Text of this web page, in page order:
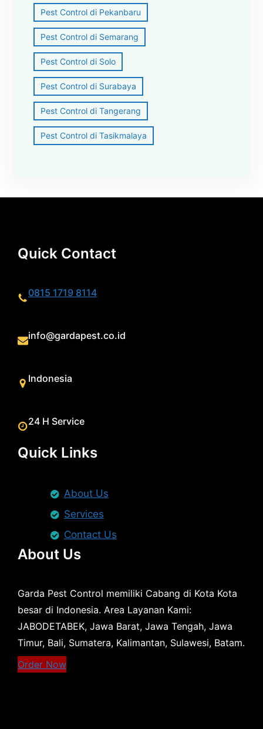
Pest Control di Pekanbaru
Pest Control di Semarang
Pest Control di Solo
Pest Control di Surabaya
Pest Control di Tangerang
Pest Control di Tasikmalaya
Quick Contact
0815 1719 8114
info@gardapest.co.id
Indonesia
24 H Service
Quick Links
About Us
Services
Contact Us
About Us
Garda Pest Control memiliki Cabang di Kota Kota
besar di Indonesia. Area Layanan Kami:
JABODETABEK, Jawa Barat, Jawa Tengah, Jawa
Timur, Bali, Sumatera, Kalimantan, Sulawesi, Batam.
Order Now